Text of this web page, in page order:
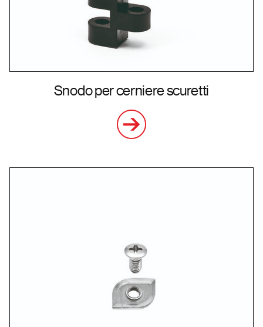
Snodo per cerniere scuretti